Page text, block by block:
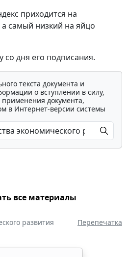
приходится на
самый низкий на яйцо
со дня его подписания.
текста документа и
о вступлении в силу,
документа,
в Интернет-версии системы
все материалы
развития
Перепечатка